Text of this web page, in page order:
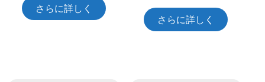
さらに詳しく
さらに詳しく